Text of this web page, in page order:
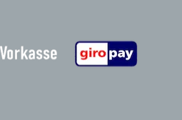
Zahlungsanbieter